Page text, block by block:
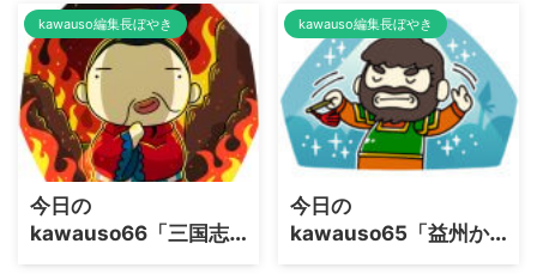
kawauso編集長ぼやき
今日の
kawauso66「三国志
演義被害者の会」
kawauso編集長ぼやき
今日の
kawauso65「益州か
らの投降者」